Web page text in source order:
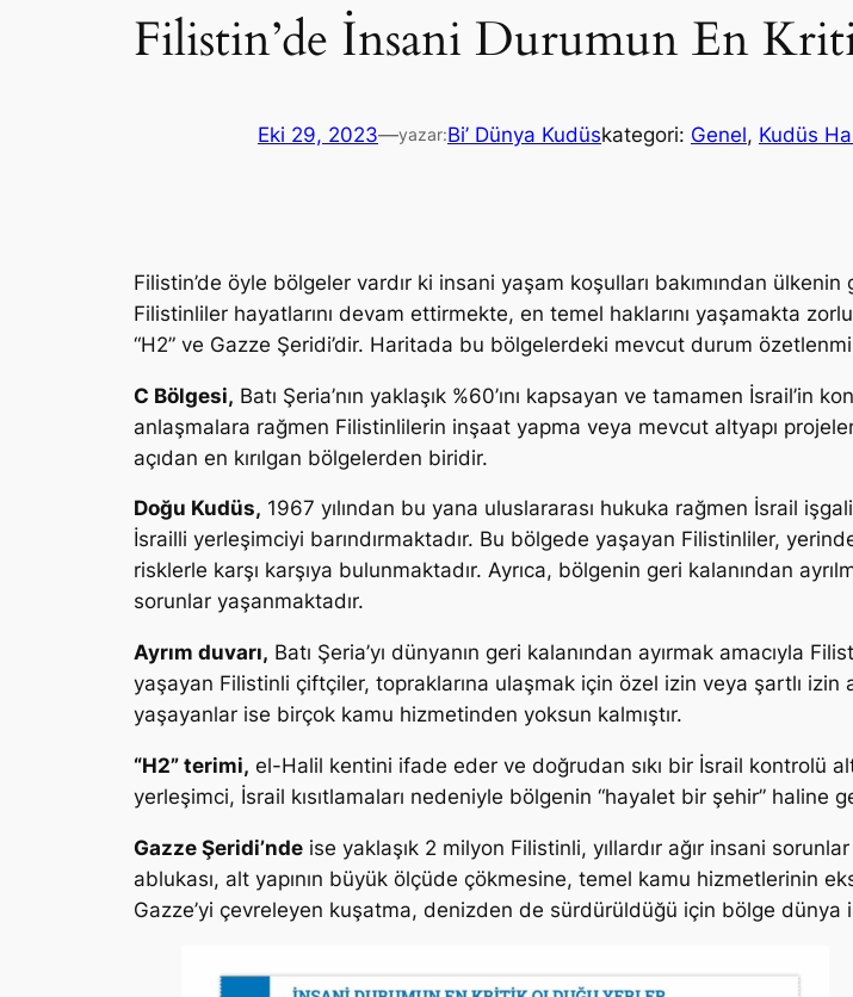
Filistin’de İnsani Durumun En
Eki 29, 2023—yazar:Bi’ Dünya Kudüskategori: Genel, Kudüs
Filistin’de öyle bölgeler vardır ki insani yaşam koşulları bakımından
Filistinliler hayatlarını devam ettirmekte, en temel haklarını yaşamakta
“H2” ve Gazze Şeridi’dir. Haritada bu bölgelerdeki mevcut durum
C Bölgesi, Batı Şeria’nın yaklaşık %60’ını kapsayan ve tamamen
anlaşmalara rağmen Filistinlilerin inşaat yapma veya mevcut altyapı
açıdan en kırılgan bölgelerden biridir.
Doğu Kudüs, 1967 yılından bu yana uluslararası hukuka rağmen İsrail
İsrailli yerleşimciyi barındırmaktadır. Bu bölgede yaşayan Filistinliler,
risklerle karşı karşıya bulunmaktadır. Ayrıca, bölgenin geri kalanından
sorunlar yaşanmaktadır.
Ayrım duvarı, Batı Şeria’yı dünyanın geri kalanından ayırmak amacıyla
yaşayan Filistinli çiftçiler, topraklarına ulaşmak için özel izin veya şartlı izin
yaşayanlar ise birçok kamu hizmetinden yoksun kalmıştır.
“H2” terimi, el-Halil kentini ifade eder ve doğrudan sıkı bir İsrail kontrolü
yerleşimci, İsrail kısıtlamaları nedeniyle bölgenin “hayalet bir şehir” haline
Gazze Şeridi’nde ise yaklaşık 2 milyon Filistinli, yıllardır ağır insani
ablukası, alt yapının büyük ölçüde çökmesine, temel kamu hizmetlerinin
Gazze’yi çevreleyen kuşatma, denizden de sürdürüldüğü için bölge dünya